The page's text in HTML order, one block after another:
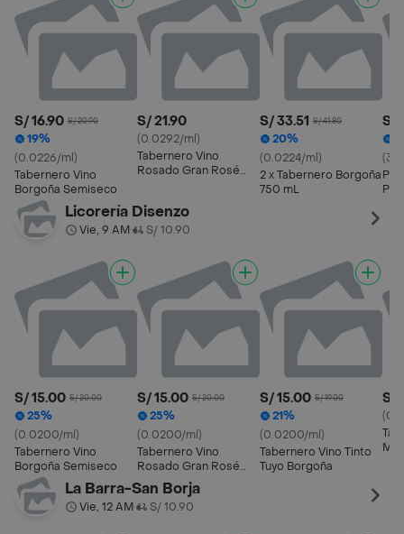
S/ 16.90 S/ 20.90
19%
(0.0226/ml)
Tabernero Vino
Borgoña Semiseco
S/ 21.90
(0.0292/ml)
Tabernero Vino
Rosado Gran Rosé
S/ 33.51 S/ 41.80
20%
(0.0224/ml)
2 x Tabernero Borgoña
750 mL
S/
Licorería Disenzo
Vie, 9 AM• S/ 10.90
S/ 15.00 S/ 20.00
25%
(0.0200/ml)
Tabernero Vino
Borgoña Semiseco
S/ 15.00 S/ 20.00
25%
(0.0200/ml)
Tabernero Vino
Rosado Gran Rosé
Semiseco
S/ 15.00 S/ 19.00
21%
(0.0200/ml)
Tabernero Vino Tinto
Tuyo Borgoña
S/
La Barra-San Borja
Vie, 12 AM• S/ 10.90